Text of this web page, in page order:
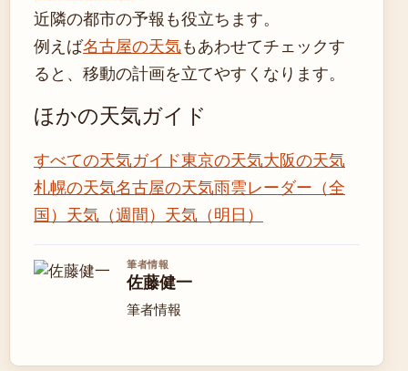
近隣の都市の予報も役立ちます。
例えば名古屋の天気もあわせてチェックす
ると、移動の計画を立てやすくなります。
ほかの天気ガイド
すべての天気ガイド東京の天気大阪の天気
札幌の天気名古屋の天気雨雲レーダー（全
国） 天気（週間） 天気（明日）
筆者情報
佐藤健一
筆者情報